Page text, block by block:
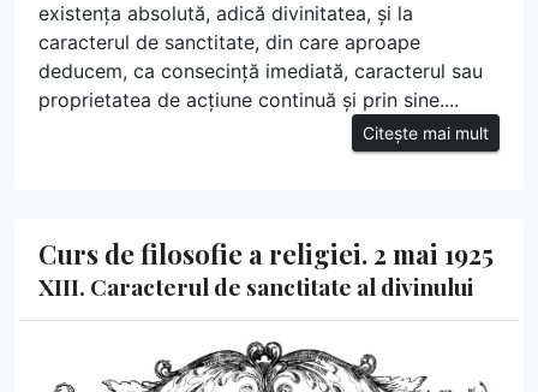
existența absolută, adică divinitatea, și la
caracterul de sanctitate, din care aproape
deducem, ca consecință imediată, caracterul sau
proprietatea de acțiune continuă și prin sine....
Citește mai mult
Curs de filosofie a religiei. 2 mai 1925
XIII. Caracterul de sanctitate al divinului